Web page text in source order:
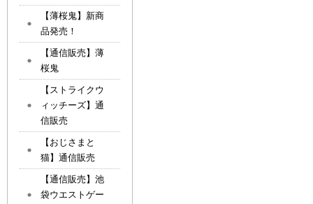
【薄桜鬼】新商
品発売！
【通信販売】薄
桜鬼
【ストライクウ
ィッチーズ】通
信販売
【おじさまと
猫】通信販売
【通信販売】池
袋ウエストゲー